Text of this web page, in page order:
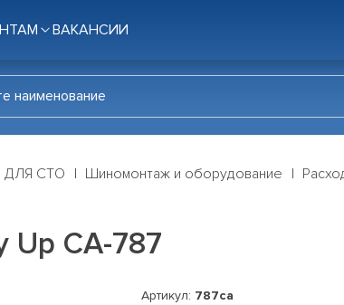
ВАКАНСИИ
ДЛЯ СТО Шиномонтаж и оборудование
Up СА-787
Артикул: 787са